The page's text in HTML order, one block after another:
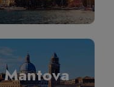
Mantova